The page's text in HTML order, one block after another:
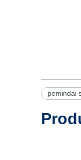
pemindai